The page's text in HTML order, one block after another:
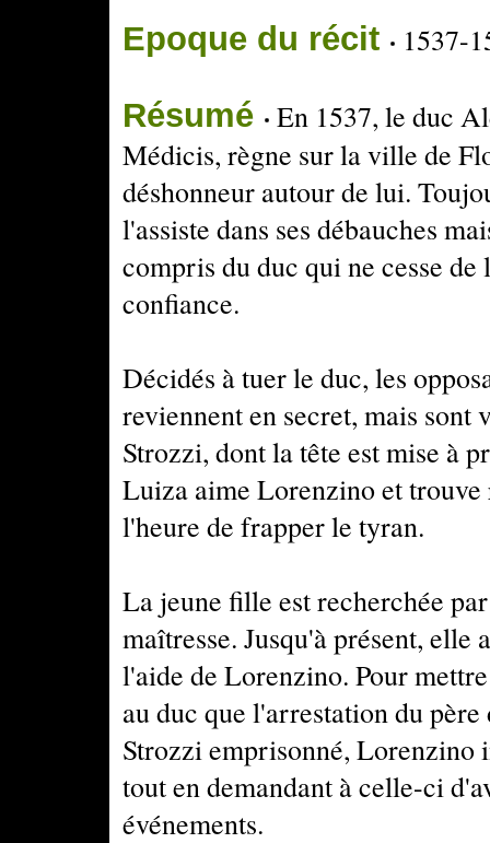
Epoque du récit 1537-
Résumé
En 1537, le duc
Médicis, règne sur la ville de
déshonneur autour de lui.
l'assiste dans ses débauches
compris du duc qui ne cesse
confiance.
Décidés à tuer le duc, les
reviennent en secret, mais
Strozzi, dont la tête est mise à
Luiza aime Lorenzino et trouve
l'heure de frapper le tyran.
La jeune fille est recherchée
maîtresse. Jusqu'à présent, elle
l'aide de Lorenzino. Pour
au duc que l'arrestation du
Strozzi emprisonné, Lorenzino
tout en demandant à celle-ci
événements.